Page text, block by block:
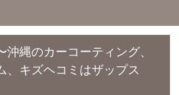
沖縄のカーコーティング、
、キズヘコミはザップス